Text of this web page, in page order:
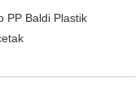
PP Baldi Plastik